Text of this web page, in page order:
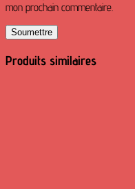
mon prochain commentaire.
Produits similaires